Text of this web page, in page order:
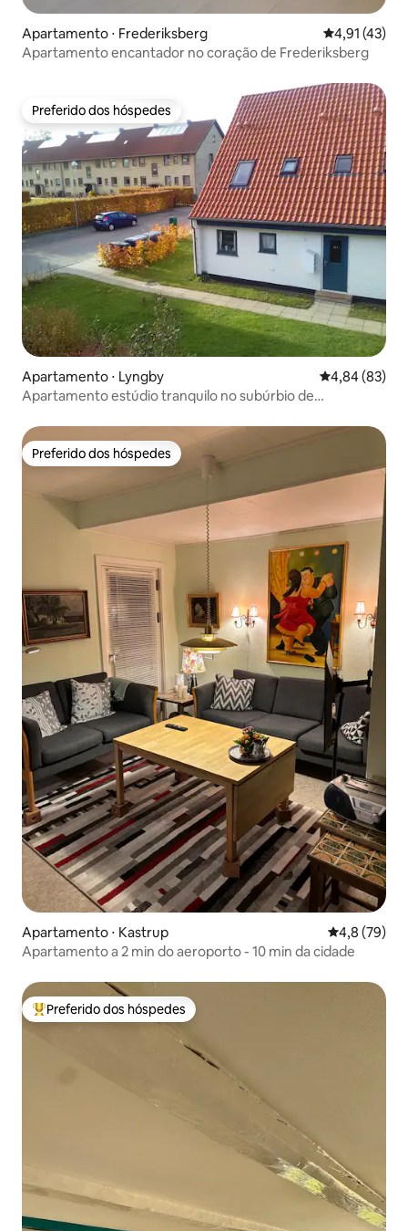
Apartamento ⋅ Frederiksberg 4,91 de uma
4,91 (43)
Apartamento encantador no coração de Frederiksberg
Preferido dos hóspedes
Preferido dos hóspedes
Apartamento ⋅ Lyngby 4,84 de uma
4,84 (83)
Apartamento estúdio tranquilo no subúrbio de
Preferido dos hóspedes
Preferido dos hóspedes
Apartamento ⋅ Kastrup 4,8 de uma
4,8 (79)
Apartamento a 2 min do aeroporto - 10 min da cidade
Entre os melhores preferidos dos hóspedes
Preferido dos hóspedes